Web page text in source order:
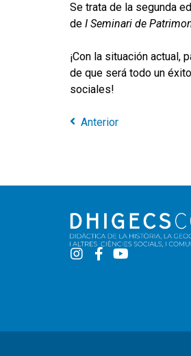
Se trata de la segunda
de I Seminari de
¡Con la situación actual,
de que será todo un
sociales!
Anterior